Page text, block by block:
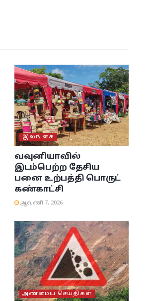
இலங்கை
வவுனியாவில்
இடம்பெற்ற தேசிய
பனை உற்பத்தி பொருட்
கண்காட்சி
ஆவணி 7, 2026
அண்மைய செய்திகள்